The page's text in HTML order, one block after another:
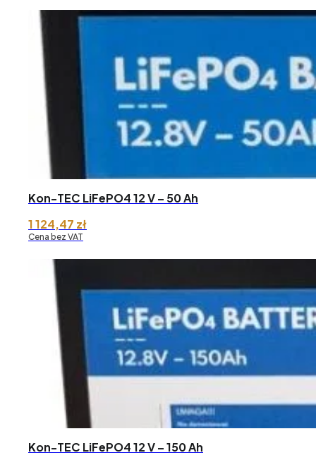
840,25 zł
Kon-TEC LiFePO4 12 V – 50 Ah
1 124,47 zł
Cena bez VAT
Kon-TEC LiFePO4 12 V – 150 Ah